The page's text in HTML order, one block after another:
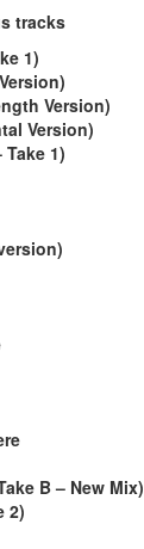
tracks
1)
Version)
Version)
1)
B – New Mix)
2)